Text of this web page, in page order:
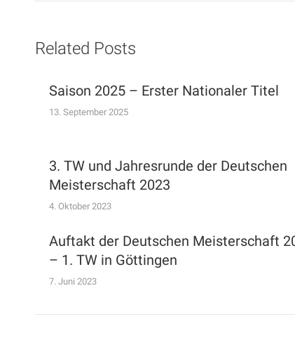
Related Posts
Saison 2025 – Erster Nationaler Titel
13. September 2025
3. TW und Jahresrunde der Deutschen
Meisterschaft 2023
4. Oktober 2023
Auftakt der Deutschen Meisterschaft
– 1. TW in Göttingen
7. Juni 2023